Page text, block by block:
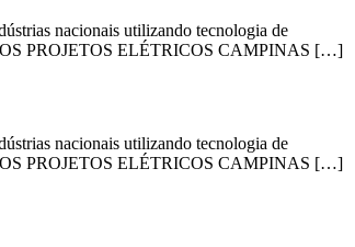
nacionais utilizando tecnologia de
PROJETOS ELÉTRICOS CAMPINAS […]
nacionais utilizando tecnologia de
PROJETOS ELÉTRICOS CAMPINAS […]